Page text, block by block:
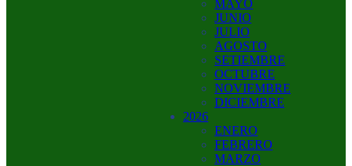
MAYO
JUNIO
JULIO
AGOSTO
SETIEMBRE
OCTUBRE
NOVIEMBRE
DICIEMBRE
2026
ENERO
FEBRERO
MARZO